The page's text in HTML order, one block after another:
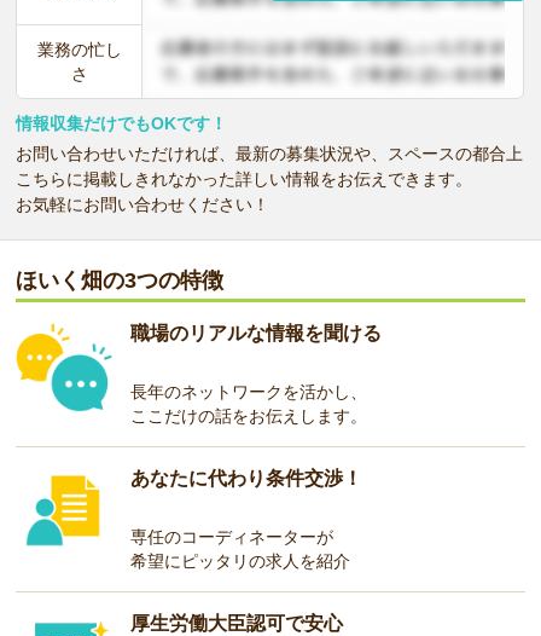
業務の忙し
さ
情報収集だけでもOKです！
お問い合わせいただければ、最新の募集状況や、スペースの都合上
こちらに掲載しきれなかった詳しい情報をお伝えできます。
お気軽にお問い合わせください！
ほいく畑の3つの特徴
職場のリアルな情報を聞ける
長年のネットワークを活かし、
ここだけの話をお伝えします。
あなたに代わり条件交渉！
専任のコーディネーターが
希望にピッタリの求人を紹介
厚生労働大臣認可で安心